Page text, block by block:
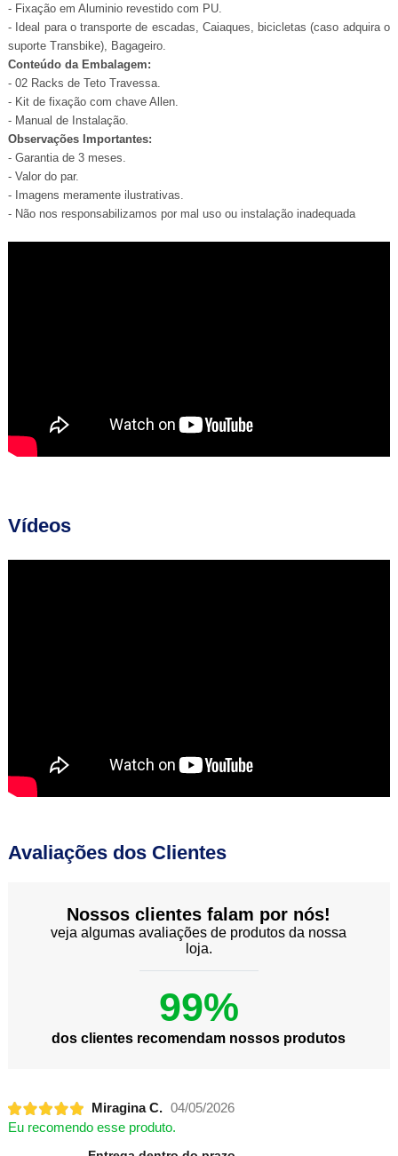
- Fixação em Aluminio revestido com PU.
- Ideal para o transporte de escadas, Caiaques, bicicletas (caso adquira o
suporte Transbike), Bagageiro.
Conteúdo da Embalagem:
- 02 Racks de Teto Travessa.
- Kit de fixação com chave Allen.
- Manual de Instalação.
Observações Importantes:
- Garantia de 3 meses.
- Valor do par.
- Imagens meramente ilustrativas.
- Não nos responsabilizamos por mal uso ou instalação inadequada
Vídeos
Avaliações dos Clientes
Nossos clientes falam por nós!
veja algumas avaliações de produtos da nossa
loja.
99%
dos clientes recomendam nossos produtos
Miragina C. 04/05/2026
Eu recomendo esse produto.